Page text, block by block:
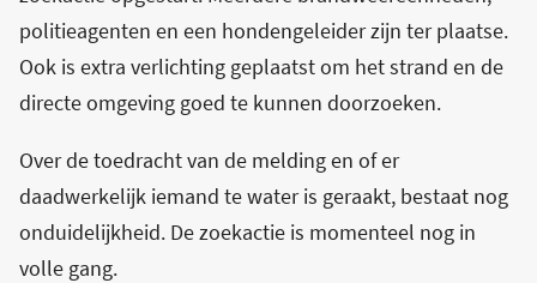
politieagenten en een hondengeleider zijn ter plaatse.
Ook is extra verlichting geplaatst om het strand en de
directe omgeving goed te kunnen doorzoeken.
Over de toedracht van de melding en of er
daadwerkelijk iemand te water is geraakt, bestaat nog
onduidelijkheid. De zoekactie is momenteel nog in
volle gang.